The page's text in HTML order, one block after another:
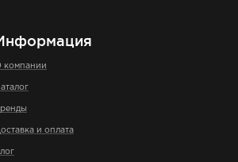
компании
и оплата